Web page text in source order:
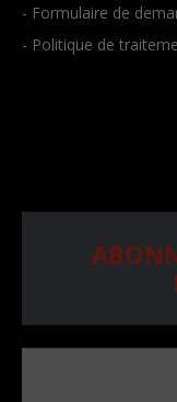
- Formulaire de
- Politique de